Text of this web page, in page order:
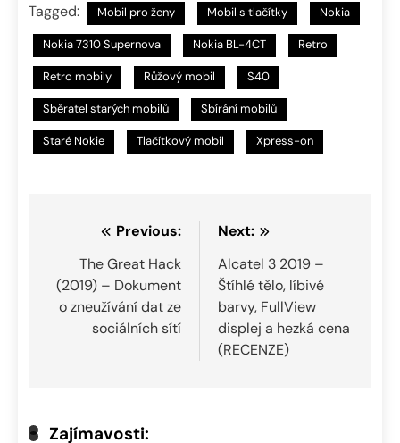
Tagged: Mobil pro ženy Mobil s tlačítky Nokia
Nokia 7310 Supernova Nokia BL-4CT Retro
Retro mobily Růžový mobil S40
Sběratel starých mobilů Sbírání mobilů
Staré Nokie Tlačítkový mobil Xpress-on
Navigace
pro
příspěvek
Previous:
The Great Hack
(2019) – Dokument
o zneužívání dat ze
sociálních sítí
Next:
Alcatel 3 2019 –
Štíhlé tělo, líbivé
barvy, FullView
displej a hezká cena
(RECENZE)
Zajímavosti: